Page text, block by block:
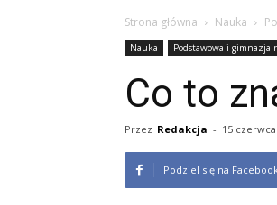
Strona główna Nauka
Nauka Podstawowa i
Co to
Przez Redakcja - 15
Podziel się na